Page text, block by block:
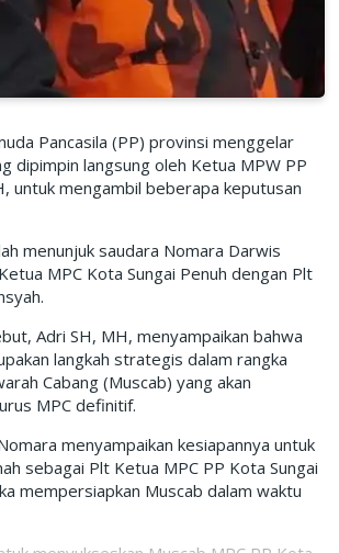
Pancasila (PP) provinsi menggelar
dipimpin langsung oleh Ketua MPW PP
untuk mengambil beberapa keputusan
menunjuk saudara Nomara Darwis
MPC Kota Sungai Penuh dengan Plt
Adri SH, MH, menyampaikan bahwa
langkah strategis dalam rangka
Cabang (Muscab) yang akan
MPC definitif.
menyampaikan kesiapannya untuk
sebagai Plt Ketua MPC PP Kota Sungai
mempersiapkan Muscab dalam waktu